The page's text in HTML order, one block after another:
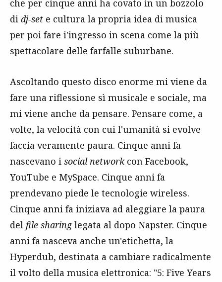
che per cinque anni ha covato in un bozzolo
di dj-set e cultura la propria idea di musica
per poi fare i'ingresso in scena come la più
spettacolare delle farfalle suburbane.
Ascoltando questo disco enorme mi viene da
fare una riflessione sì musicale e sociale, ma
mi viene anche da pensare. Pensare come, a
volte, la velocità con cui l'umanità si evolve
faccia veramente paura. Cinque anni fa
nascevano i social networkcon Facebook,
YouTube e MySpace. Cinque anni fa
prendevano piede le tecnologie wireless.
Cinque anni fa iniziava ad aleggiare la paura
del file sharinglegata al dopo Napster. Cinque
anni fa nasceva anche un'etichetta, la
Hyperdub, destinata a cambiare radicalmente
il volto della musica elettronica: "5: Five Years